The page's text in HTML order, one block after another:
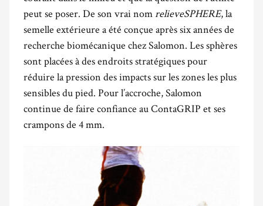
peut se poser. De son vrai nomrelieveSPHERE, la
semelle extérieure a été conçue après six années de
recherche biomécanique chez Salomon. Les sphères
sont placées à des endroits stratégiques pour
réduire la pression des impacts sur les zones les plus
sensibles du pied. Pour l’accroche, Salomon
continue de faire confiance au ContaGRIP et ses
crampons de 4 mm.